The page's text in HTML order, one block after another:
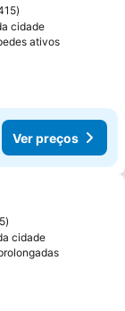
cidade
ativosVer
Ver preços
favoritos
cidade
Ver